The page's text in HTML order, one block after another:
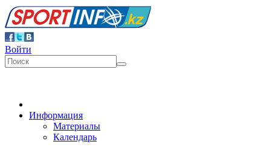
Войти
Информация
Материалы
Календарь